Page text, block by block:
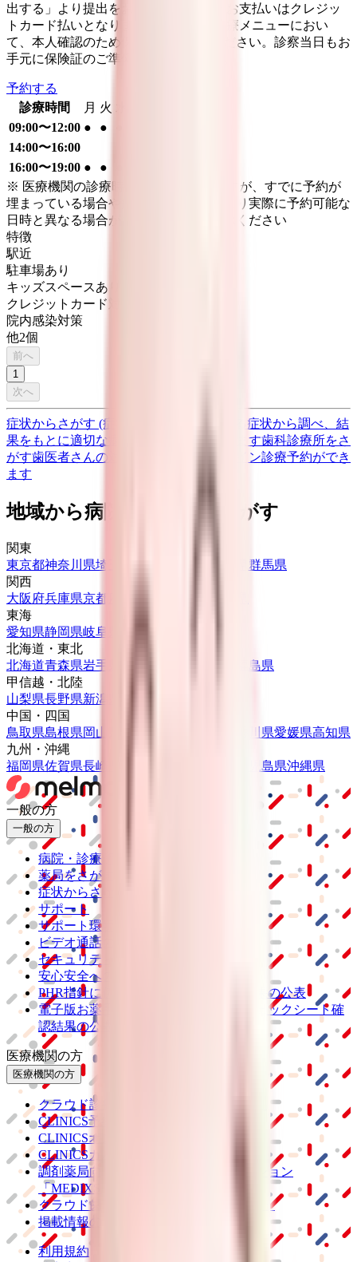
出する」より提出をお願いします。 ＊お支払いはクレジッ
トカード払いとなります。 ＊全ての診療メニューにおい
て、本人確認のため保険証をご登録ください。診察当日もお
手元に保険証のご準備をお願いします。
予約する
診療時間
月 火
09:00〜12:00 ● ●
14:00〜16:00
16:00〜19:00 ● ●
※ 医療機関の診療時間は上記の通りですが、すでに予約が
埋まっている場合や病院の都合などにより実際に予約可能な
日時と異なる場合がありますのでご了承ください
特徴
駅近
駐車場あり
キッズスペースあり
クレジットカード対応
院内感染対策
他2個
前へ
1
次へ
症状からさがす (症状チェッカー)
気になる症状から調べ、結
果をもとに適切な病院・診療所を提案します歯科診療所をさ
がす歯医者さんの対面診療予約・オンライン診療予約ができ
ます
地域から病院・診療所をさがす
関東
東京都神奈川県埼玉県
群馬県
関西
大阪府兵庫県京都府
東海
愛知県静岡県岐阜県
北海道・東北
北海道青森県岩手県
福島県
甲信越・北陸
山梨県長野県新潟県
中国・四国
鳥取県島根県岡山県 香川県愛媛県高知県
九州・沖縄
福岡県佐賀県長崎県 鹿児島県沖縄県
一般の方
一般の方
病院・診療所をさがす
薬局をさがす
症状からさがす
サポート
サポート環境
ビデオ通話の事前テスト
セキュリティの取り組み
安心安全への取り組み
PHR指針に係るチェックシート確認結果の公表
電子版お薬手帳ガイドラインに係るチェックシート確
認結果の公表
医療機関の方
医療機関の方
クラウド診療
CLINICS予約
CLINICSオンライン診療
CLINICSカルテ
調剤薬局向け統合型クラウドソリューション
「MEDIXS」
クラウド歯科業務
「Dentis」
掲載情報の修正・削除はこちら
利用規約